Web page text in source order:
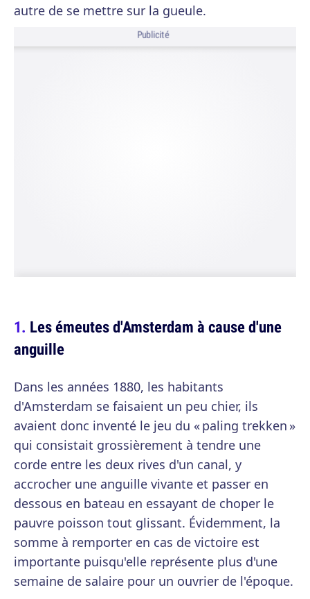
autre de se mettre sur la gueule.
Publicité
Les émeutes d'Amsterdam à cause d'une
anguille
Dans les années 1880, les habitants
d'Amsterdam se faisaient un peu chier, ils
avaient donc inventé le jeu du « paling trekken »
qui consistait grossièrement à tendre une
corde entre les deux rives d'un canal, y
accrocher une anguille vivante et passer en
dessous en bateau en essayant de choper le
pauvre poisson tout glissant. Évidemment, la
somme à remporter en cas de victoire est
importante puisqu'elle représente plus d'une
semaine de salaire pour un ouvrier de l'époque.